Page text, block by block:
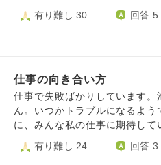
所長が上司に言ってました。
たんですよね。もうこの会社に
かな
勤の連絡すら入れられなくな
うほどになってしまいました
りません。 頭では辞めた方が
を見ていても私にできる仕事
想だけが高くなったり、社会
焦りしか残りません。 大手企
と分かっているのに、辞める
有り難し 30 回答 5
仕事の向き合い方
仕事で失敗ばかりしています
ん。いつかトラブルになるよ
に、みんな私の仕事に期待して
か？割り切って辞めた方がい
が人としていいですか？何も
有り難し 24 回答 3